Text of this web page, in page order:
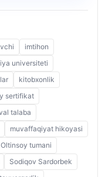
imtihon
universiteti
kitobxonlik
sertifikat
talaba
muvaffaqiyat hikoyasi
Oltinsoy tumani
Sodiqov Sardorbek